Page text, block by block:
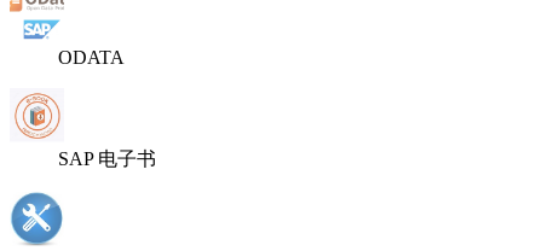
ODATA
SAP 电子书